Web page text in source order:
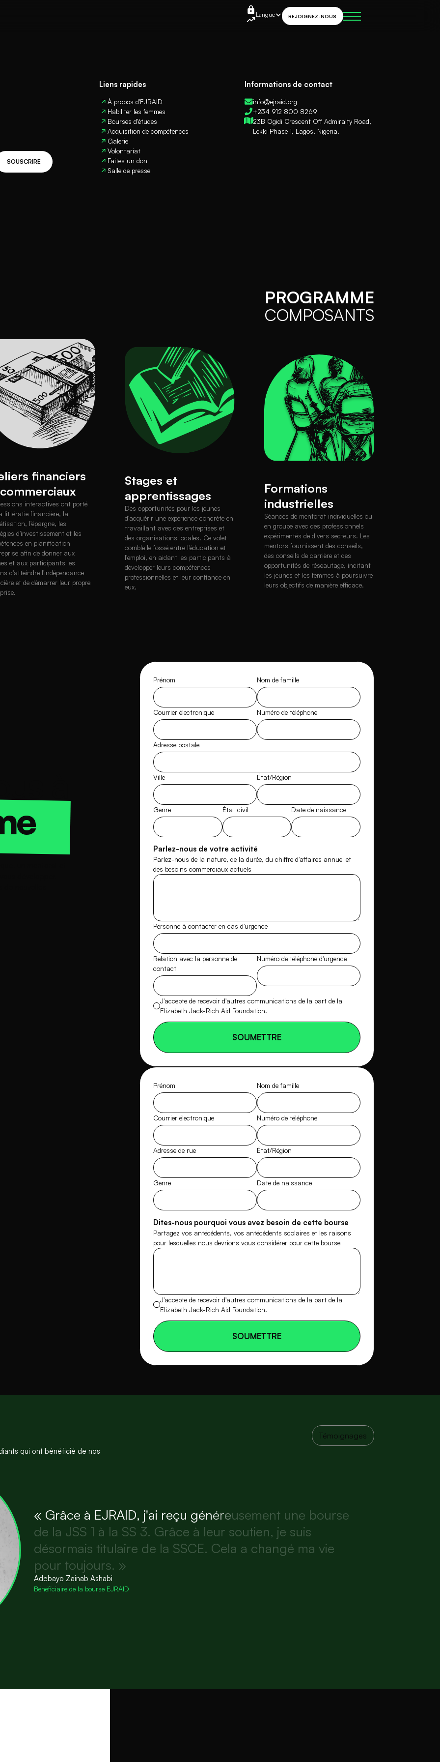
Langue REJOIGNEZ-NOUS
de compétences des jeunes sont conçus pour fournir
PROGRAMME
COMPOSANTS
financiers
interactives ont porté
littératie financière, la
l'épargne, les
d'investissement et les
en planification
afin de donner aux
et aux participants les
d'atteindre l'indépendance
et de démarrer leur propre
Stages et
apprentissages
Des opportunités pour les jeunes
d'acquérir une expérience concrète en
travaillant avec des entreprises et
des organisations locales. Ce volet
comble le fossé entre l'éducation et
l'emploi, en aidant les participants à
développer leurs compétences
professionnelles et leur confiance en
eux.
Formations
industrielles
Séances de mentorat individuelles ou
en groupe avec des professionnels
expérimentés de divers secteurs. Les
mentors fournissent des conseils,
des conseils de carrière et des
opportunités de réseautage, incitant
les jeunes et les femmes à poursuivre
leurs objectifs de manière efficace.
à
Prénom Nom de famille
Courrier électronique Numéro de téléphone
Adresse postale
Ville État/Région
Genre État civil Date de naissance
Parlez-nous de votre activité
Parlez-nous de la nature, de la durée, du chiffre d'affaires annuel et
des besoins commerciaux actuels
Personne à contacter en cas d'urgence
Relation avec la personne de
contact
Numéro de téléphone d'urgence
J'accepte de recevoir d'autres communications de la part de la
Elizabeth Jack-Rich Aid Foundation.
SOUMETTRE
Prénom Nom de famille
Courrier électronique Numéro de téléphone
Adresse de rue État/Région
Genre Date de naissance
Dites-nous pourquoi vous avez besoin de cette bourse
Partagez vos antécédents, vos antécédents scolaires et les raisons
pour lesquelles nous devrions vous considérer pour cette bourse
J'accepte de recevoir d'autres communications de la part de la
Elizabeth Jack-Rich Aid Foundation.
SOUMETTRE
Témoignages
qui ont bénéficié de nos
« Grâce à EJRAID, j'ai reçu généreusement une bourse
de la JSS 1 à la SS 3. Grâce à leur soutien, je suis
désormais titulaire de la SSCE. Cela a changé ma vie
pour toujours. »
Adebayo Zainab Ashabi
Bénéficiaire de la bourse EJRAID
SOUSCRIRE
Liens rapides
À propos d'EJRAID
Habiliter les femmes
Bourses d'études
Acquisition de compétences
Galerie
Volontariat
Faites un don
Salle de presse
Informations de contact
info@ejraid.org
+234 912 800 8269
23B Ogidi Crescent Off Admiralty Road,
Lekki Phase 1, Lagos, Nigeria.